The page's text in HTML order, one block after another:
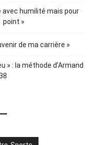
avec humilité mais pour
point »
de ma carrière »
» : la méthode d’Armand